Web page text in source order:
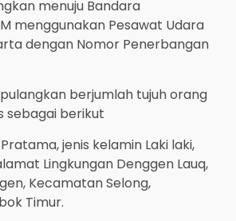
menuju Bandara
menggunakan Pesawat Udara
dengan Nomor Penerbangan
berjumlah tujuh orang
sebagai berikut
jenis kelamin Laki laki,
Lingkungan Denggen Lauq,
Kecamatan Selong,
Timur.